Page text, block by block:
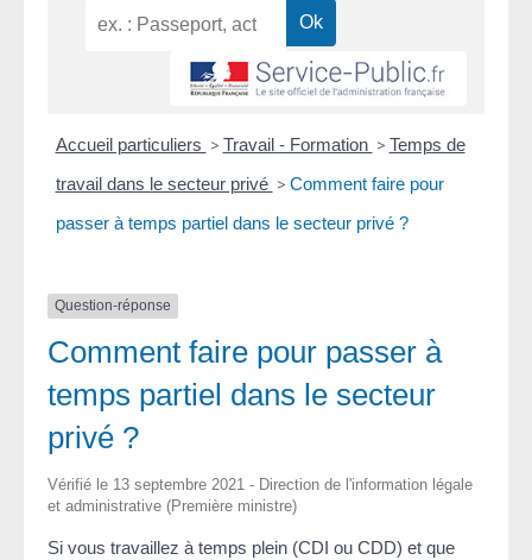
Accueil particuliers > Travail - Formation > Temps de
travail dans le secteur privé > Comment faire pour
passer à temps partiel dans le secteur privé ?
Question-réponse
Comment faire pour passer à
temps partiel dans le secteur
privé ?
Vérifié le 13 septembre 2021 - Direction de l'information légale
et administrative (Première ministre)
Si vous travaillez à temps plein (CDI ou CDD) et que